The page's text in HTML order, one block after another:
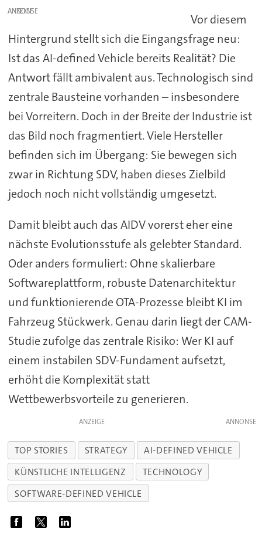
ANZEIGE
Vor diesem
Hintergrund stellt sich die Eingangsfrage neu:
Ist das AI-defined Vehicle bereits Realität? Die
Antwort fällt ambivalent aus. Technologisch sind
zentrale Bausteine vorhanden – insbesondere
bei Vorreitern. Doch in der Breite der Industrie ist
das Bild noch fragmentiert. Viele Hersteller
befinden sich im Übergang: Sie bewegen sich
zwar in Richtung SDV, haben dieses Zielbild
jedoch noch nicht vollständig umgesetzt.
Damit bleibt auch das AIDV vorerst eher eine
nächste Evolutionsstufe als gelebter Standard.
Oder anders formuliert: Ohne skalierbare
Softwareplattform, robuste Datenarchitektur
und funktionierende OTA-Prozesse bleibt KI im
Fahrzeug Stückwerk. Genau darin liegt der CAM-
Studie zufolge das zentrale Risiko: Wer KI auf
einem instabilen SDV-Fundament aufsetzt,
erhöht die Komplexität statt
Wettbewerbsvorteile zu generieren.
ANZEIGE
TOP STORIES STRATEGY
AI-DEFINED VEHICLE
KÜNSTLICHE INTELLIGENZ
TECHNOLOGY
SOFTWARE-DEFINED VEHICLE